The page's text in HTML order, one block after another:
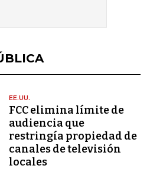
EE.UU.
FCC elimina límite de
audiencia que
restringía propiedad de
canales de televisión
locales